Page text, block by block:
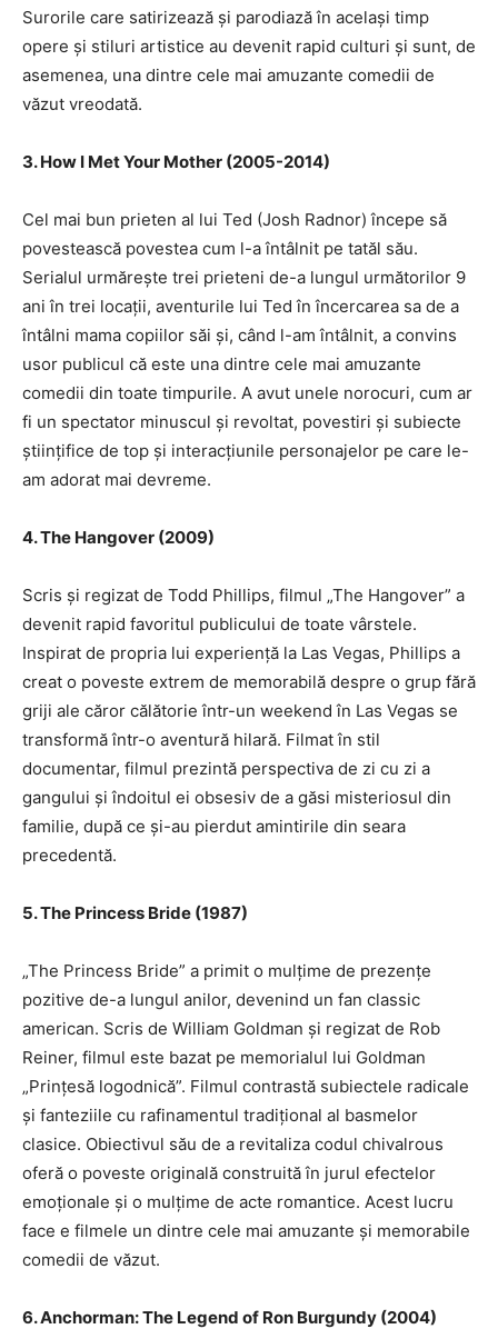
Surorile care satirizează și parodiază în același timp
opere și stiluri artistice au devenit rapid culturi și sunt, de
asemenea, una dintre cele mai amuzante comedii de
văzut vreodată.
3. How I Met Your Mother (2005-2014)
Cel mai bun prieten al lui Ted (Josh Radnor) începe să
povestească povestea cum l-a întâlnit pe tatăl său.
Serialul urmărește trei prieteni de-a lungul următorilor 9
ani în trei locații, aventurile lui Ted în încercarea sa de a
întâlni mama copiilor săi și, când l-am întâlnit, a convins
usor publicul că este una dintre cele mai amuzante
comedii din toate timpurile. A avut unele norocuri, cum ar
fi un spectator minuscul și revoltat, povestiri și subiecte
științifice de top și interacțiunile personajelor pe care le-
am adorat mai devreme.
4. The Hangover (2009)
Scris și regizat de Todd Phillips, filmul „The Hangover” a
devenit rapid favoritul publicului de toate vârstele.
Inspirat de propria lui experiență la Las Vegas, Phillips a
creat o poveste extrem de memorabilă despre o grup fără
griji ale căror călătorie într-un weekend în Las Vegas se
transformă într-o aventură hilară. Filmat în stil
documentar, filmul prezintă perspectiva de zi cu zi a
gangului și îndoitul ei obsesiv de a găsi misteriosul din
familie, după ce și-au pierdut amintirile din seara
precedentă.
5. The Princess Bride (1987)
„The Princess Bride” a primit o mulțime de prezențe
pozitive de-a lungul anilor, devenind un fan classic
american. Scris de William Goldman și regizat de Rob
Reiner, filmul este bazat pe memorialul lui Goldman
„Prințesă logodnică”. Filmul contrastă subiectele radicale
și fanteziile cu rafinamentul tradițional al basmelor
clasice. Obiectivul său de a revitaliza codul chivalrous
oferă o poveste originală construită în jurul efectelor
emoționale și o mulțime de acte romantice. Acest lucru
face e filmele un dintre cele mai amuzante și memorabile
comedii de văzut.
6. Anchorman: The Legend of Ron Burgundy (2004)